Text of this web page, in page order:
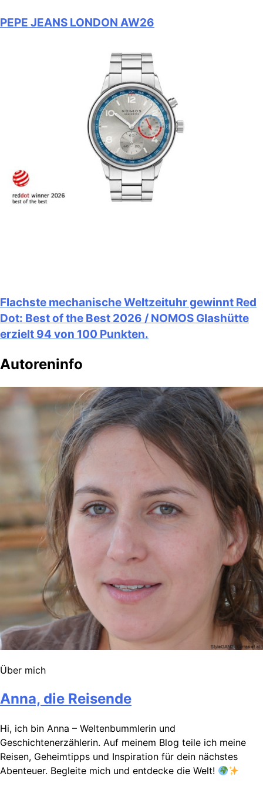
PEPE JEANS LONDON AW26
Flachste mechanische Weltzeituhr gewinnt Red
Dot: Best of the Best 2026 / NOMOS Glashütte
erzielt 94 von 100 Punkten.
Autoreninfo
Über mich
Anna, die Reisende
Hi, ich bin Anna – Weltenbummlerin und
Geschichtenerzählerin. Auf meinem Blog teile ich meine
Reisen, Geheimtipps und Inspiration für dein nächstes
Abenteuer. Begleite mich und entdecke die Welt!